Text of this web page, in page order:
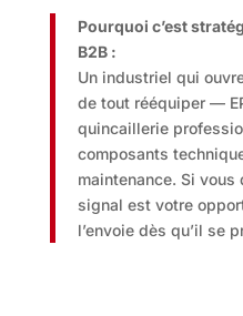
Pourquoi c’est
B2B :
Un industriel qui
de tout rééquiper —
quincaillerie
composants
maintenance. Si
signal est votre
l’envoie dès qu’il se